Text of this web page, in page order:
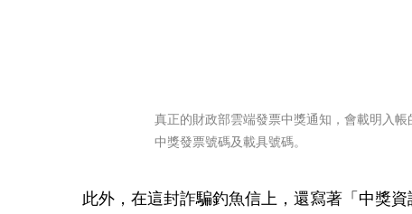
真正的財政部雲端發票中獎通知，會載明入
中獎發票號碼及載具號碼。
此外，在這封詐騙釣魚信上，還寫著「中獎